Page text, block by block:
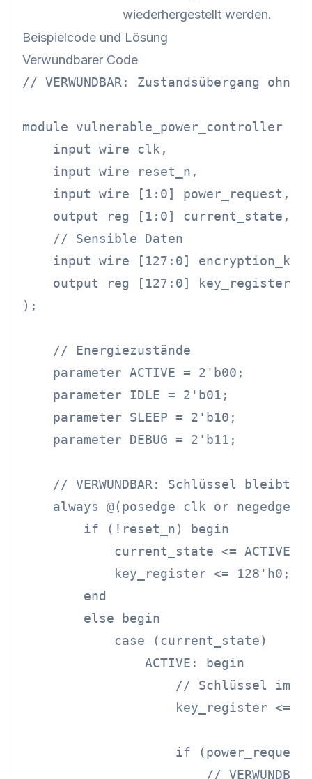
wiederhergestellt werden.
Beispielcode und Lösung
Verwundbarer Code
// VERWUNDBAR: Zustandsübergang
module vulnerable_power_controller (
    input wire clk,
    input wire reset_n,
    input wire [1:0] power_request,
    output reg [1:0] current_state,
    // Sensible Daten
input wire [127:0]
    output reg [127:0] key_register
);
    // Energiezustände
    parameter ACTIVE = 2'b00;
    parameter IDLE = 2'b01;
    parameter SLEEP = 2'b10;
    parameter DEBUG = 2'b11;
// VERWUNDBAR: Schlüssel bleibt
always @(posedge clk or negedge
        if (!reset_n) begin
            current_state <= ACTIVE;
            key_register <= 128'h0;
        end
        else begin
            case (current_state)
                ACTIVE: begin
// Schlüssel im
key_register <=
if (power_request
//